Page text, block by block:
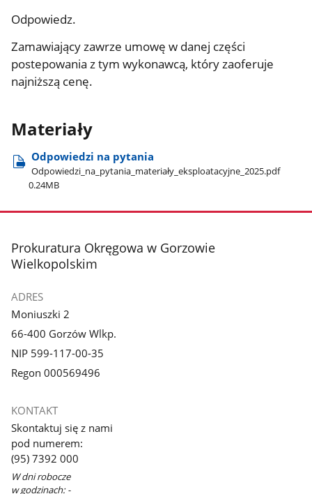
Odpowiedz.
Zamawiający zawrze umowę w danej części
postepowania z tym wykonawcą, który zaoferuje
najniższą cenę.
Materiały
Odpowiedzi na pytania
Odpowiedzi​_na​_pytania​_materiały​_eksploatacyjne​_2025.pdf
0.24MB
stopka
Prokuratura Okręgowa w Gorzowie
Wielkopolskim
ADRES
Moniuszki 2
66-400 Gorzów Wlkp.
NIP 599-117-00-35
Regon 000569496
KONTAKT
Skontaktuj się z nami
pod numerem:
(95) 7392 000
W dni robocze
w godzinach: -